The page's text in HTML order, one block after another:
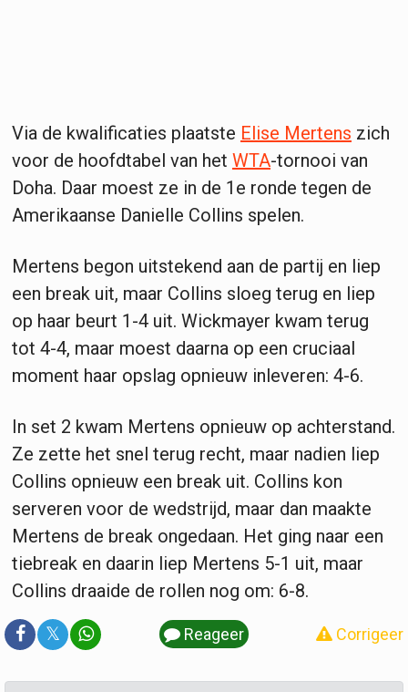
Via de kwalificaties plaatste Elise Mertens zich
voor de hoofdtabel van het WTA-tornooi van
Doha. Daar moest ze in de 1e ronde tegen de
Amerikaanse Danielle Collins spelen.
Mertens begon uitstekend aan de partij en liep
een break uit, maar Collins sloeg terug en liep
op haar beurt 1-4 uit. Wickmayer kwam terug
tot 4-4, maar moest daarna op een cruciaal
moment haar opslag opnieuw inleveren: 4-6.
In set 2 kwam Mertens opnieuw op achterstand.
Ze zette het snel terug recht, maar nadien liep
Collins opnieuw een break uit. Collins kon
serveren voor de wedstrijd, maar dan maakte
Mertens de break ongedaan. Het ging naar een
tiebreak en daarin liep Mertens 5-1 uit, maar
Collins draaide de rollen nog om: 6-8.
𝕏 Reageer Corrigeer